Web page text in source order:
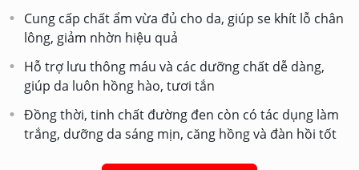
Cung cấp chất ẩm vừa đủ cho da, giúp se khít lỗ chân
lông, giảm nhờn hiệu quả
Hỗ trợ lưu thông máu và các dưỡng chất dễ dàng,
giúp da luôn hồng hào, tươi tắn
Đồng thời, tinh chất đường đen còn có tác dụng làm
trắng, dưỡng da sáng mịn, căng hồng và đàn hồi tốt